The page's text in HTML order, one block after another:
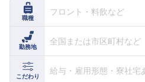
ご利用の流れ
よくある質問
ホテル・宿泊業界情報コラム
職種
フロント・料飲など
勤務地
全国または市区町村など
こだわり
給与・雇用形態・寮社宅